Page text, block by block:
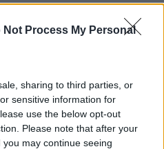
Not Process My Personal
sharing to third parties, or
sensitive information for
use the below opt-out
Please note that after your
may continue seeing